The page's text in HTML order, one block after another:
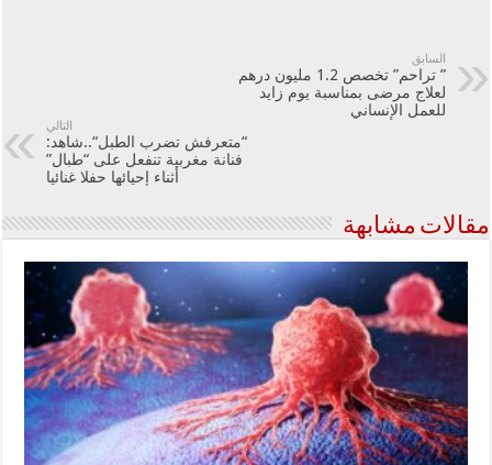
السابق
” تراحم” تخصص 1.2 مليون درهم
لعلاج مرضى بمناسبة يوم زايد
للعمل الإنساني
التالي
“متعرفش تضرب الطبل“..شاهد:
فنانة مغربية تنفعل على “طبال”
أثناء إحيائها حفلا غنائيا
مقالات مشابهة